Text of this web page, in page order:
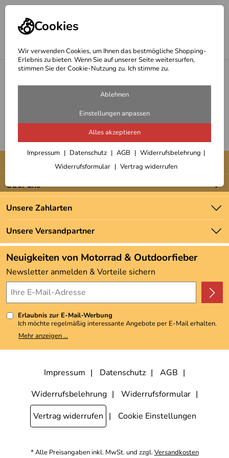
Cookies
Wir verwenden Cookies, um Ihnen das bestmögliche Shopping-
Erlebnis zu bieten. Wenn Sie auf unserer Seite weitersurfen,
stimmen Sie der Cookie-Nutzung zu. Ich stimme zu.
Ablehnen
Einstellungen anpassen
Alles akzeptieren
Impressum Datenschutz AGB
Widerrufsbelehrung
Widerrufsformular
Vertrag widerrufen
Messer - Tools - Messtechnik
Unser Service
Batteriegesetz
Newsletter
Zahlung und Versand
Über uns
Unsere Bestseller
Marken
Neu
Angebote
Kundenbewertungen (3.493)
4,9/5*****
Unsere Zahlarten
Unsere Versandpartner
Neuigkeiten von Motorrad & Outdoorfieber
Newsletter anmelden & Vorteile sichern
Erlaubnis zur E-Mail-Werbung
Ich möchte regelmäßig interessante Angebote per E-Mail erhalten.
Meine E-Mail-Adresse wird nicht an andere Unternehmen
weitergegeben. Zu statistischen Zwecken wird in anonymer Form
kann ich jederzeit mit Wirkung für die Zukunft widerrufen, indem ich
den Link "Abmelden" am Ende des Newsletters anklicke. Die
Mehr anzeigen ...
Impressum Datenschutz
AGB
Widerrufsbelehrung
Widerrufsformular
Vertrag widerrufen
Cookie Einstellungen
* Alle Preisangaben inkl. MwSt. und zzgl.Versandkosten